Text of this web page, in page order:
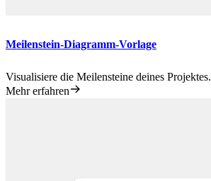
Meilenstein-Diagramm-Vorlage
Visualisiere die Meilensteine deines Projektes.
Mehr erfahren